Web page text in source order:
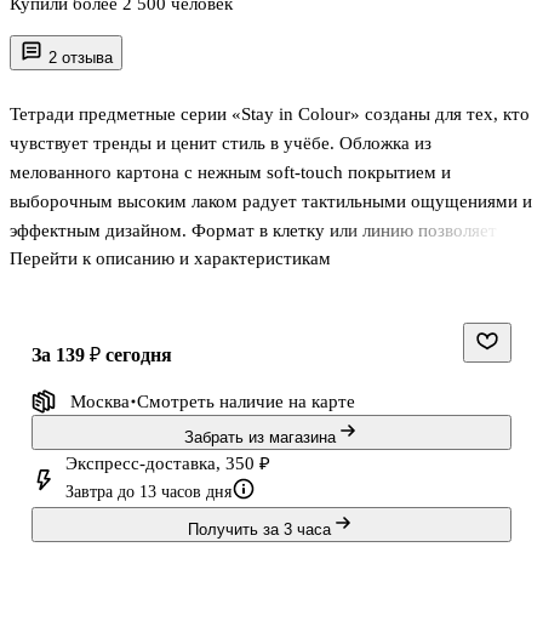
2 отзыва
Тетради предметные серии «Stay in Colour» созданы для тех, кто
чувствует тренды и ценит стиль в учёбе. Обложка из
мелованного картона с нежным soft-touch покрытием и
выборочным высоким лаком радует тактильными ощущениями и
эффектным дизайном. Формат в клетку или линию позволяет
выбрать подходящий вариант для разных предметов.
придают этой серии аккуратный и лаконичный вид. Внутренний
Перейти к описанию и характеристикам
за 139 ₽ сегодня
Москва Смотреть наличие на карте
Забрать из магазина
Экспресс-доставка, 350 ₽
Завтра до 13 часов дня
Получить за 3 часа